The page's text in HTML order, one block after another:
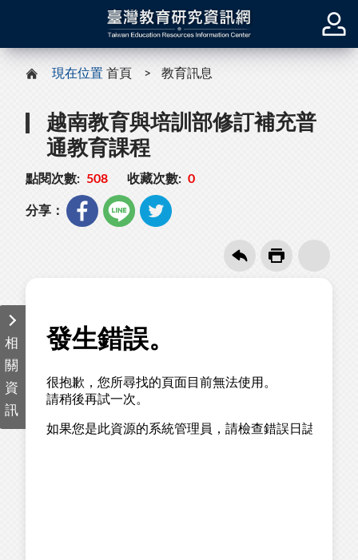
現在位置 首頁 教育訊息
越南教育與培訓部修訂補充普
通教育課程
點閱次數: 508 收藏次數: 0
分享：
相
關
資
訊